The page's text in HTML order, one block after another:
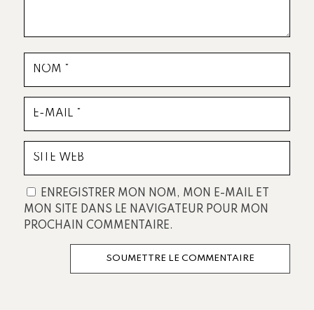
ENREGISTRER MON NOM, MON E-MAIL ET
MON SITE DANS LE NAVIGATEUR POUR MON
PROCHAIN COMMENTAIRE.
SOUMETTRE LE COMMENTAIRE